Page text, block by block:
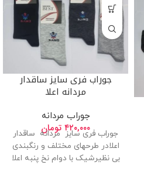
جوراب فری سایز ساقدار
مردانه اعلا
جوراب مردانه
۴۲۰,۰۰۰ تومان
جوراب فری سایز مردانه ساقدار
اعلادر طرحهای مختلف و رنگبندی
بی نظیرشیک با دوام نخ پنبه اعلا